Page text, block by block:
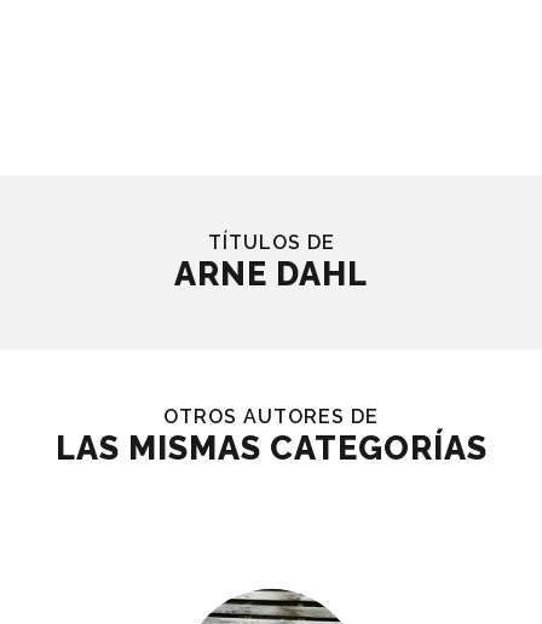
TÍTULOS DE
ARNE DAHL
OTROS AUTORES DE
LAS MISMAS CATEGORÍAS